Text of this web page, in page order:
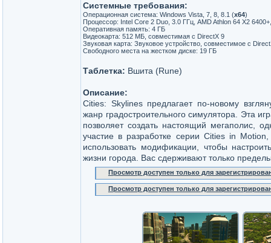
Системные требования:
Операционная система: Windows Vista, 7, 8, 8.1 (x64)
Процессор: Intel Core 2 Duo, 3.0 ГГц, AMD Athlon 64 X2
Оперативная память: 4 ГБ
Видеокарта: 512 МБ, совместимая с DirectX 9
Звуковая карта: Звуковое устройство, совместимое с
Свободного места на жестком диске: 19 ГБ
Таблетка: Вшита (Rune)
Описание:
Cities: Skylines предлагает по-новому
жанр градостроительного симулятора. Эта
позволяет создать настоящий мегаполис,
участие в разработке серии Cities in
использовать модификации, чтобы
жизни города. Вас сдерживают только
Просмотр доступен только для
Просмотр доступен только для